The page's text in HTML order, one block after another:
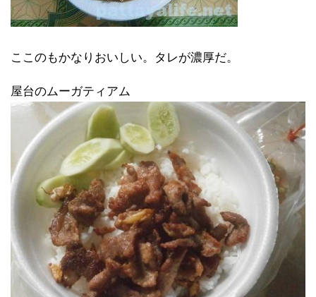
ここのもかなりおいしい。タレが濃厚だ。
屋台のムーガティアム